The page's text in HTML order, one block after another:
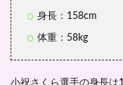
身長：158cm
体重：58kg
小祝さくら選手の身長は